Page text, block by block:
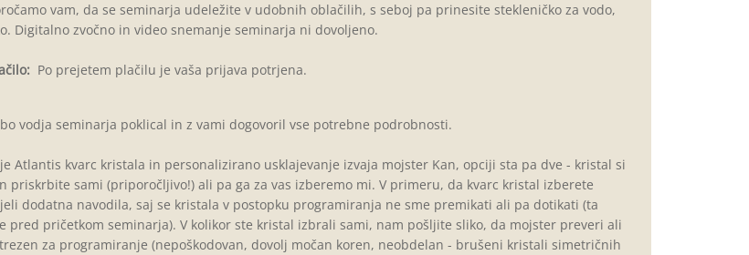
vam, da se seminarja udeležite v udobnih oblačilih, s seboj pa prinesite stekleničko za vodo,
Digitalno zvočno in video snemanje seminarja ni dovoljeno.
Po prejetem plačilu je vaša prijava potrjena.
vodja seminarja poklical in z vami dogovoril vse potrebne podrobnosti.
Atlantis kvarc kristala in personalizirano usklajevanje izvaja mojster Kan, opciji sta pa dve - kristal si
priskrbite sami (priporočljivo!) ali pa ga za vas izberemo mi. V primeru, da kvarc kristal izberete
dodatna navodila, saj se kristala v postopku programiranja ne sme premikati ali pa dotikati (ta
pred pričetkom seminarja). V kolikor ste kristal izbrali sami, nam pošljite sliko, da mojster preveri ali
za programiranje (nepoškodovan, dovolj močan koren, neobdelan - brušeni kristali simetričnih